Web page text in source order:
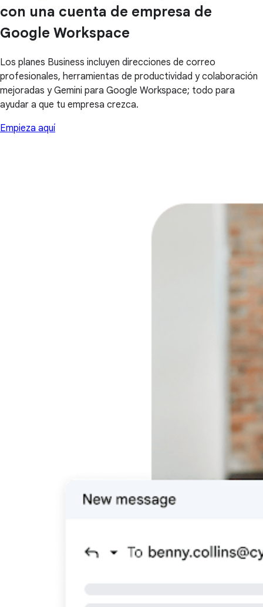
con una cuenta de empresa de
Google Workspace
Los planes Business incluyen direcciones de correo
profesionales, herramientas de productividad y colaboración
mejoradas y Gemini para Google Workspace; todo para
ayudar a que tu empresa crezca.
Empieza aquí